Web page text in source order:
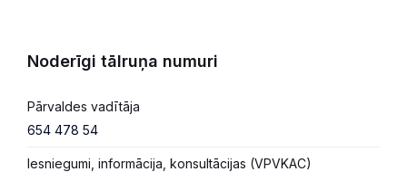
Noderīgi tālruņa numuri
Pārvaldes vadītāja
654 478 54
Iesniegumi, informācija, konsultācijas (VPVKAC)